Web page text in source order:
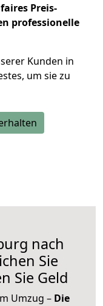
Preis-
professionelle
Kunden in
um sie zu
nach
Sie
Sie Geld
Umzug – Die